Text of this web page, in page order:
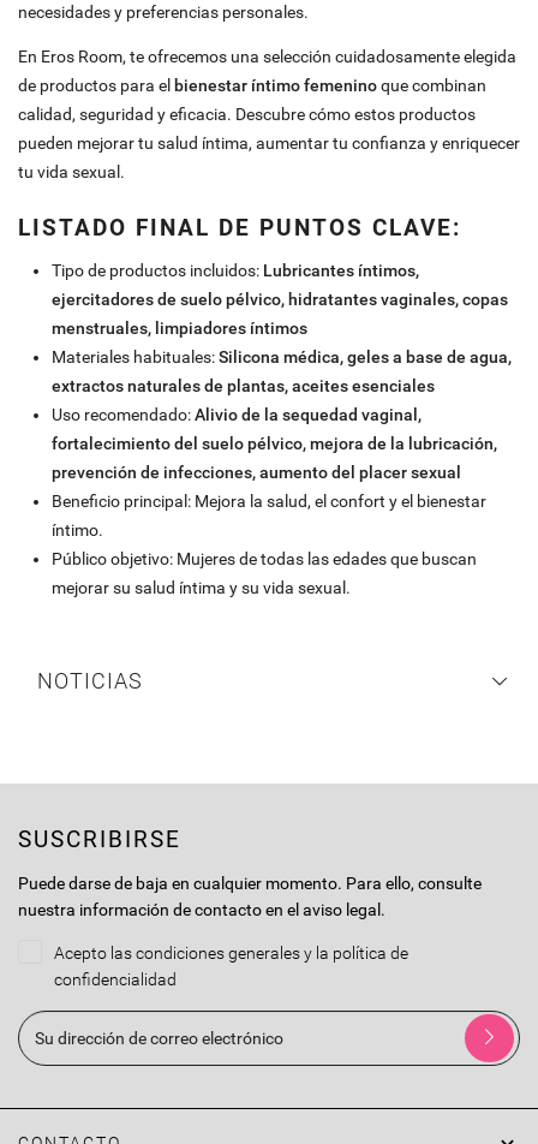
NOTICIAS
necesidades y preferencias personales.
En Eros Room, te ofrecemos una selección cuidadosamente elegida
de productos para el bienestar íntimo femeninoque combinan
calidad, seguridad y eficacia. Descubre cómo estos productos
pueden mejorar tu salud íntima, aumentar tu confianza y enriquecer
tu vida sexual.
LISTADO FINAL DE PUNTOS CLAVE:
Tipo de productos incluidos: Lubricantes íntimos,
ejercitadores de suelo pélvico, hidratantes vaginales, copas
menstruales, limpiadores íntimos
Materiales habituales:Silicona médica, geles a base de agua,
extractos naturales de plantas, aceites esenciales
Uso recomendado:Alivio de la sequedad vaginal,
fortalecimiento del suelo pélvico, mejora de la lubricación,
prevención de infecciones, aumento del placer sexual
Beneficio principal: Mejora la salud, el confort y el bienestar
íntimo.
Público objetivo: Mujeres de todas las edades que buscan
mejorar su salud íntima y su vida sexual.
SUSCRIBIRSE
Puede darse de baja en cualquier momento. Para ello, consulte
nuestra información de contacto en el aviso legal.
Acepto las condiciones generales y la política de
confidencialidad